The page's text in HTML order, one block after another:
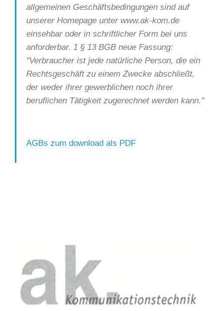
allgemeinen Geschäftsbedingungen sind auf
unserer Homepage unter www.ak-kom.de
einsehbar oder in schriftlicher Form bei uns
anforderbar. 1 § 13 BGB neue Fassung:
"Verbraucher ist jede natürliche Person, die ein
Rechtsgeschäft zu einem Zwecke abschließt,
der weder ihrer gewerblichen noch ihrer
beruflichen Tätigkeit zugerechnet werden kann."
AGBs zum download als PDF